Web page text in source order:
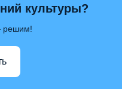
культуры?
решим!